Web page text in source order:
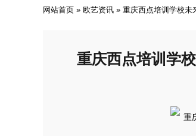
网站首页 » 欧艺资讯 » 重庆西点培训学校未
重庆西点培训学